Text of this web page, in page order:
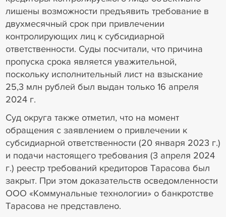
лишены возможности предъявить требование в
двухмесячный срок при привлечении
контролирующих лиц к субсидиарной
ответственности. Суды посчитали, что причина
пропуска срока является уважительной,
поскольку исполнительный лист на взыскание
25,3 млн рублей был выдан только 16 апреля
2024 г.
Суд округа также отметил, что на момент
обращения с заявлением о привлечении к
субсидиарной ответственности (20 января 2023 г.)
и подачи настоящего требования (3 апреля 2024
г.) реестр требований кредиторов Тарасова был
закрыт. При этом доказательств осведомленности
ООО «Коммунальные технологии» о банкротстве
Тарасова не представлено.